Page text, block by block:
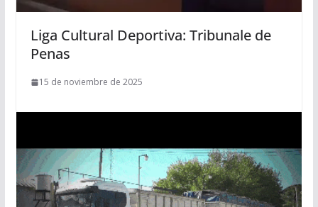
Liga Cultural Deportiva: Tribunale de
Penas
15 de noviembre de 2025